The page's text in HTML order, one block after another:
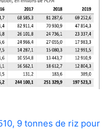
9 tonnes de riz pour